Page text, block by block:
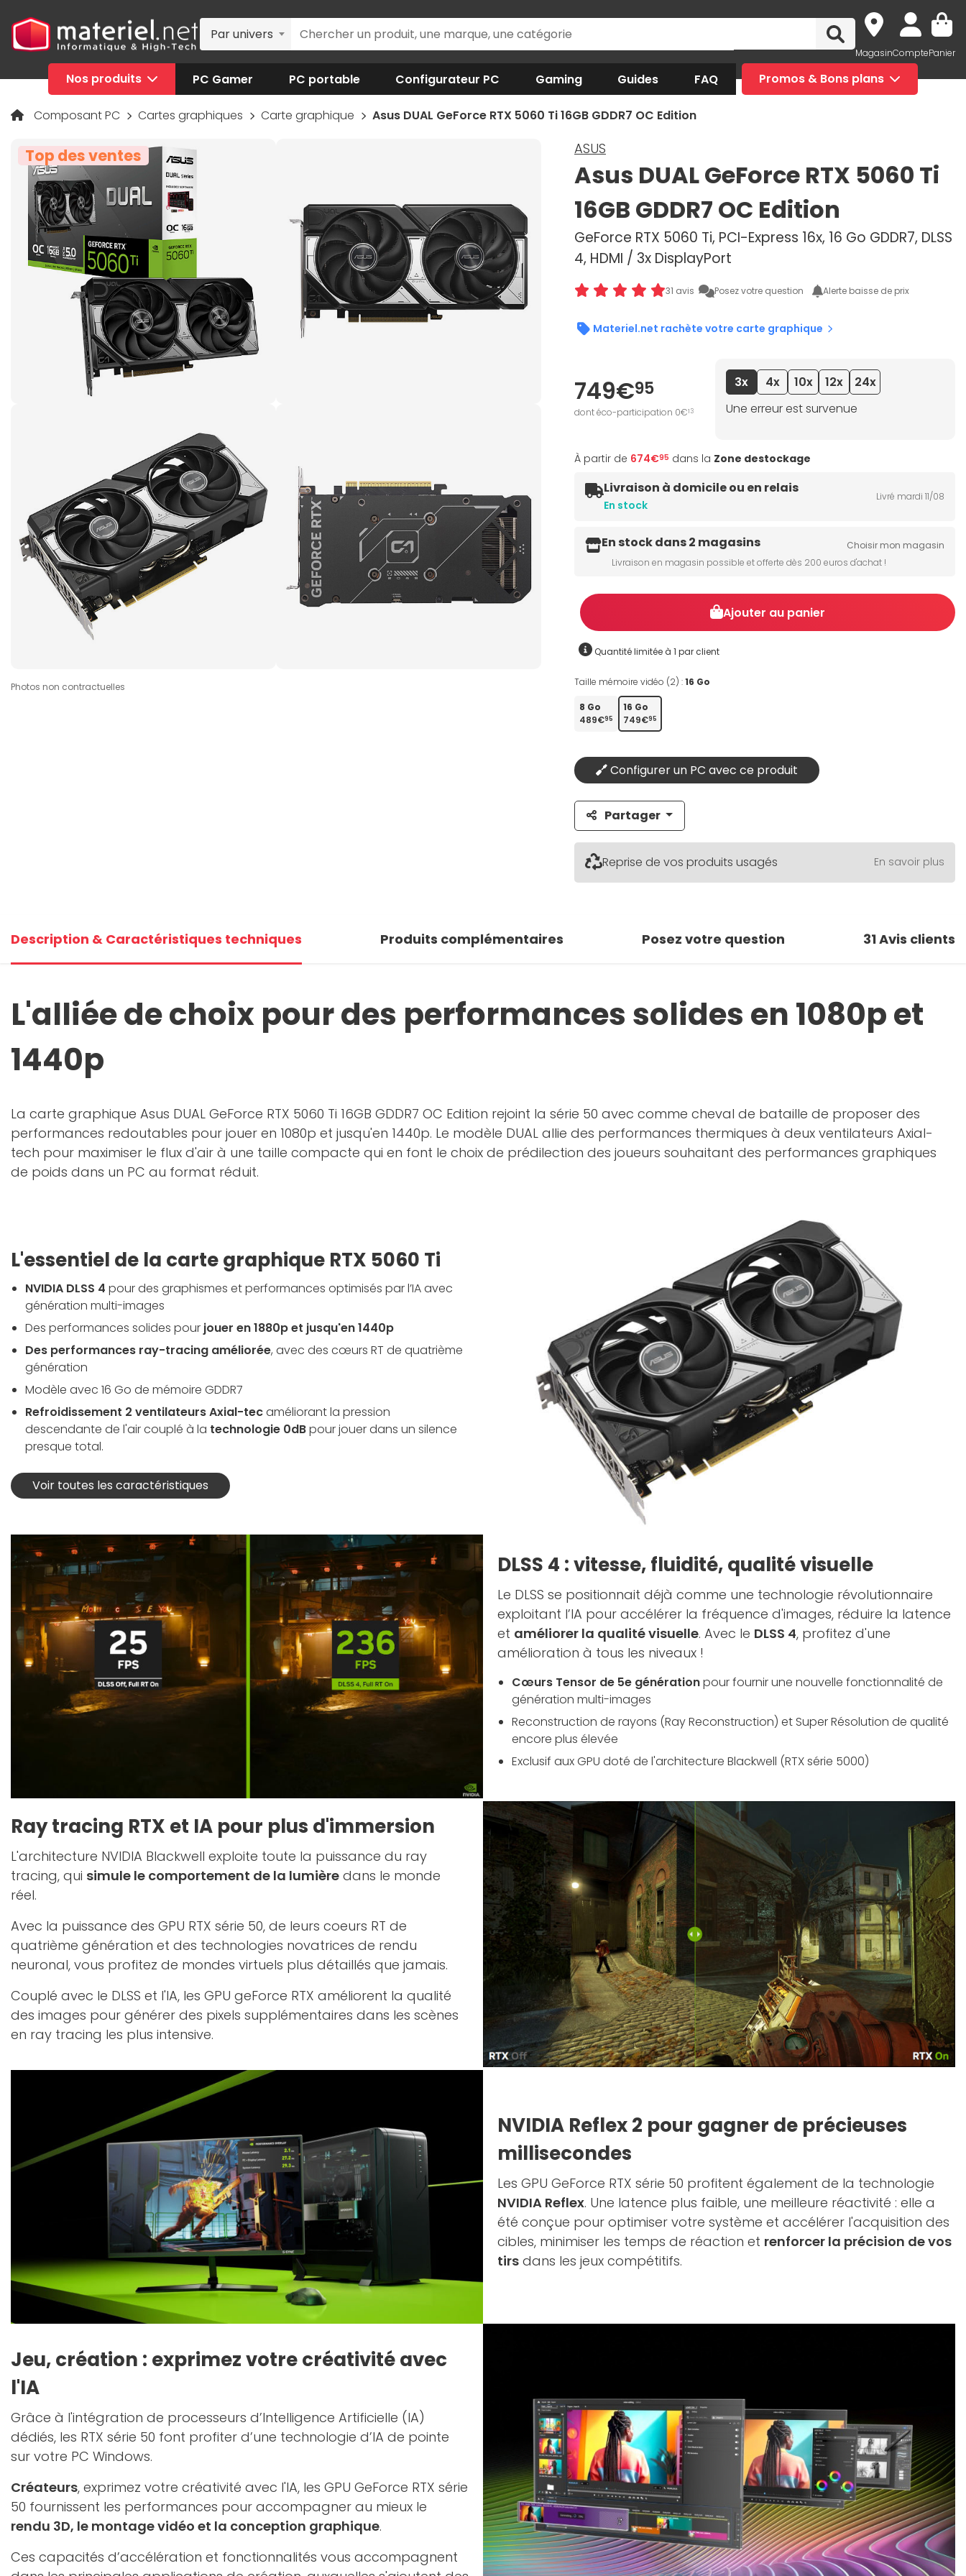
Par univers
MagasinComptePanier
Nos produits PC Gamer PC portable Configurateur PC Gaming Guides FAQ Promos & Bons plans
Composant PC Cartes graphiques Carte graphique Asus DUAL GeForce RTX 5060 Ti 16GB GDDR7 OC Edition
Top des ventes
Photos non contractuelles
ASUS
Asus DUAL GeForce RTX 5060 Ti
16GB GDDR7 OC Edition
GeForce RTX 5060 Ti, PCI-Express 16x, 16 Go GDDR7, DLSS
4, HDMI / 3x DisplayPort
31 avis Posez votre question Alerte baisse de prix
Materiel.net rachète votre carte graphique
749€95
dont éco-participation 0€13
3x 4x 10x 12x
24x
Une erreur est survenue
À partir de 674€95 dans la Zone destockage
Livraison à domicile ou en relais
En stock
Livré mardi 11/08
En stock dans 2 magasins
Choisir mon magasin
Livraison en magasin possible et offerte dès 200 euros d'achat !
Quantité Ajouter au panier
Quantité limitée à 1 par client
Taille mémoire vidéo (2) :16 Go
8 Go
489€95
16 Go
749€95
Configurer un PC avec ce produit
Partager
Reprise de vos produits usagés En savoir plus
Description & Caractéristiques techniques Produits complémentaires Posez votre question 31Avis clients
L'alliée de choix pour des performances solides en 1080p et
1440p
La carte graphique Asus DUAL GeForce RTX 5060 Ti 16GB GDDR7 OC Edition rejoint la série 50 avec comme cheval de bataille de proposer des
performances redoutables pour jouer en 1080p et jusqu'en 1440p. Le modèle DUAL allie des performances thermiques à deux ventilateurs Axial-
tech pour maximiser le flux d'air à une taille compacte qui en font le choix de prédilection des joueurs souhaitant des performances graphiques
de poids dans un PC au format réduit.
L'essentiel de la carte graphique RTX 5060 Ti
NVIDIA DLSS 4 pour des graphismes et performances optimisés par l’IA avec
génération multi-images
Des performances solides pour jouer en 1880p et jusqu'en 1440p
Des performances ray-tracing améliorée, avec des cœurs RT de quatrième
génération
Modèle avec 16 Go de mémoire GDDR7
Refroidissement 2 ventilateurs Axial-tecaméliorant la pression
descendante de l'air couplé à la technologie 0dBpour jouer dans un silence
presque total.
Voir toutes les caractéristiques
DLSS 4 : vitesse, fluidité, qualité visuelle
Le DLSS se positionnait déjà comme une technologie révolutionnaire
exploitant l’IA pour accélérer la fréquence d'images, réduire la latence
et améliorer la qualité visuelle. Avec le DLSS 4, profitez d'une
amélioration à tous les niveaux !
Cœurs Tensor de 5e générationpour fournir une nouvelle fonctionnalité de
génération multi-images
Reconstruction de rayons (Ray Reconstruction) et Super Résolution de qualité
encore plus élevée
Exclusif aux GPU doté de l'architecture Blackwell (RTX série 5000)
Ray tracing RTX et IA pour plus d'immersion
L'architecture NVIDIA Blackwell exploite toute la puissance du ray
tracing, qui simule le comportement de la lumière dans le monde
réel.
Avec la puissance des GPU RTX série 50, de leurs coeurs RT de
quatrième génération et des technologies novatrices de rendu
neuronal, vous profitez de mondes virtuels plus détaillés que jamais.
Couplé avec le DLSS et l'IA, les GPU geForce RTX améliorent la qualité
des images pour générer des pixels supplémentaires dans les scènes
en ray tracing les plus intensive.
NVIDIA Reflex 2 pour gagner de précieuses
millisecondes
Les GPU GeForce RTX série 50 profitent également de la technologie
NVIDIA Reflex. Une latence plus faible, une meilleure réactivité : elle a
été conçue pour optimiser votre système et accélérer l'acquisition des
cibles, minimiser les temps de réaction et renforcer la précision de vos
tirs dans les jeux compétitifs.
Jeu, création : exprimez votre créativité avec
l'IA
Grâce à l'intégration de processeurs d’Intelligence Artificielle (IA)
dédiés, les RTX série 50 font profiter d’une technologie d’IA de pointe
sur votre PC Windows.
Créateurs, exprimez votre créativité avec l'IA, les GPU GeForce RTX série
50 fournissent les performances pour accompagner au mieux le
rendu 3D, le montage vidéo et la conception graphique.
Ces capacités d’accélération et fonctionnalités vous accompagnent